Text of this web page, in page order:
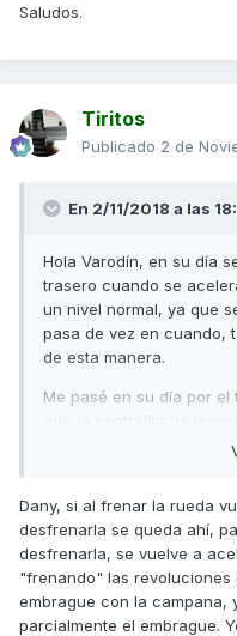
Saludos.
Tiritos
Publicado 2 de
En 2/11/2018 a las
Hola Varodín, en su día
trasero cuando se
un nivel normal, ya que
pasa de vez en cuando,
de esta manera.
Me pasé en su día por
que la centralita de la
nivel más alto por que
se había puesto a 5.000
el freno trasero bajan al
De momento voy tirando
Saludos.
Dany, si al frenar la rueda
desfrenarla se queda ahí,
desfrenarla, se vuelve a
"frenando" las
embrague con la campana,
parcialmente el embrague.